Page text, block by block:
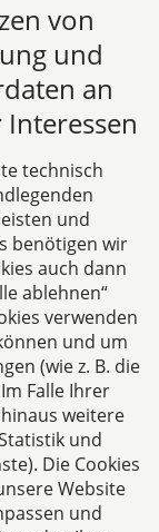
von
und
an
technisch
und
benötigen wir
auch dann
ablehnen“
verwenden
und um
(wie z. B. die
Falle Ihrer
weitere
und
Die Cookies
Website
und